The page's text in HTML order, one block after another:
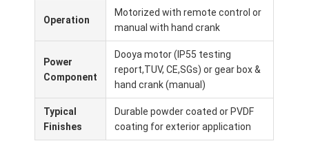
Operation
Motorized with remote control or
manual with hand crank
Power
Component
Dooya motor (IP55 testing
report,TUV, CE,SGs) or gear box &
hand crank (manual)
Typical
Finishes
Durable powder coated or PVDF
coating for exterior application